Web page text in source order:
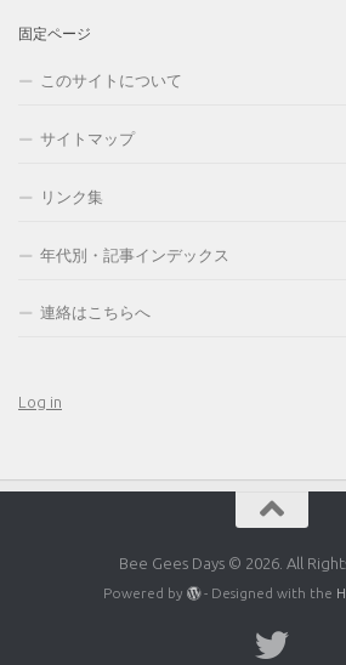
固定ページ
このサイトについて
サイトマップ
リンク集
年代別・記事インデックス
連絡はこちらへ
Log in
Bee Gees Days © 2026. All
Powered by - Designed with the